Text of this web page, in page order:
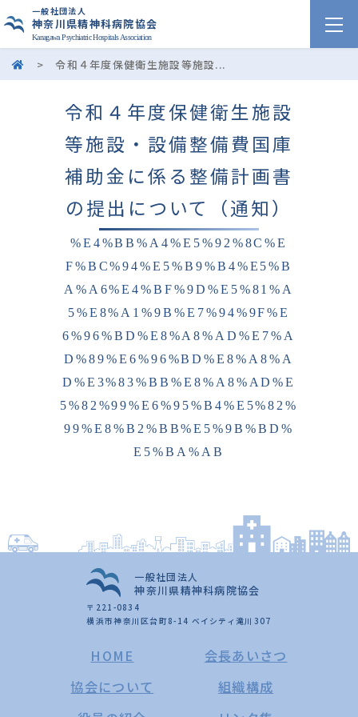
一般社団法人
神奈川県精神科病院協会
Kanagawa Psychiatric Hospitals Association
>令和４年度保健衛生施設等施設...
令和４年度保健衛生施設
等施設・設備整備費国庫
補助金に係る整備計画書
の提出について（通知）
%E4%BB%A4%E5%92%8C%E
F%BC%94%E5%B9%B4%E5%B
A%A6%E4%BF%9D%E5%81%A
5%E8%A1%9B%E7%94%9F%E
6%96%BD%E8%A8%AD%E7%A
D%89%E6%96%BD%E8%A8%A
D%E3%83%BB%E8%A8%AD%E
5%82%99%E6%95%B4%E5%82%
99%E8%B2%BB%E5%9B%BD%
E5%BA%AB
一般社団法人
神奈川県精神科病院協会
〒221-0834
横浜市神奈川区台町8-14 ベイシティ滝川307
HOME
会長あいさつ
協会について
組織構成